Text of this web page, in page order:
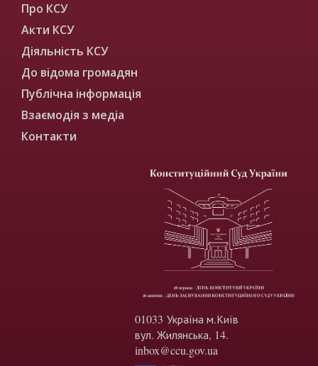
Про КСУ
Акти КСУ
Діяльність КСУ
До відома громадян
Публічна інформація
Взаємодія з медіа
Контакти
01033 Україна м.Київ
вул. Жилянська, 14.
inbox@ccu.gov.ua